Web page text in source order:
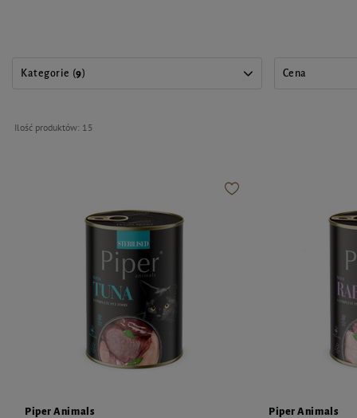
Kategorie (9) Cena
Ilość produktów: 15
Piper Animals
Piper Animals